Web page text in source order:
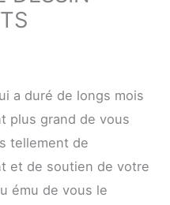
a duré de longs mois
plus grand de vous
tellement de
et de soutien de votre
ému de vous le